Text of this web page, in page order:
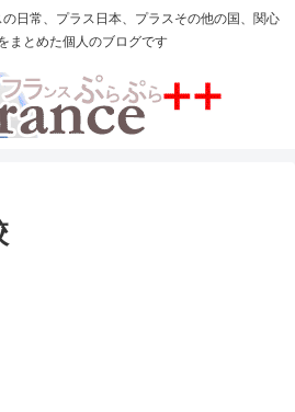
の日常、プラス日本、プラスその他の国、関心
まとめた個人のブログです